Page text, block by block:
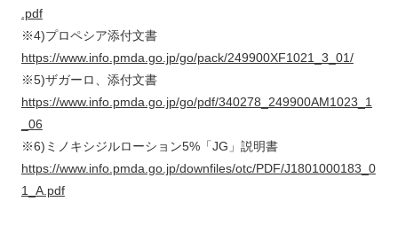
.pdf
※4)プロペシア添付文書
https://www.info.pmda.go.jp/go/pack/249900XF1021_3_01/
※5)ザガーロ、添付文書
https://www.info.pmda.go.jp/go/pdf/340278_249900AM1023_1
_06
※6)ミノキシジルローション5%「JG」説明書
https://www.info.pmda.go.jp/downfiles/otc/PDF/J1801000183_0
1_A.pdf